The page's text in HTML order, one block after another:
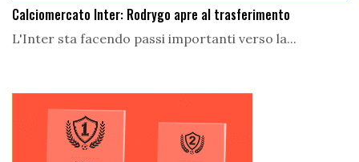
Calciomercato Inter: Rodrygo apre al trasferimento
L'Inter sta facendo passi importanti verso la...